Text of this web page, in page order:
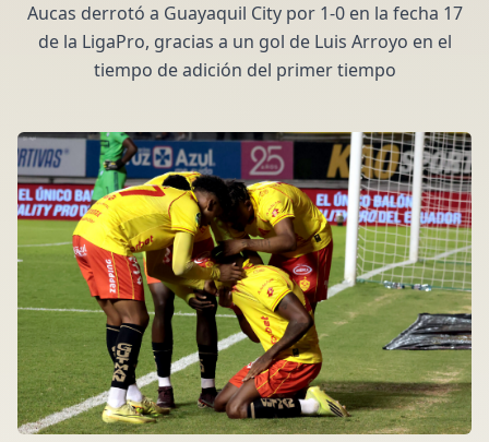
Aucas derrotó a Guayaquil City por 1-0 en la fecha 17
de la LigaPro, gracias a un gol de Luis Arroyo en el
tiempo de adición del primer tiempo